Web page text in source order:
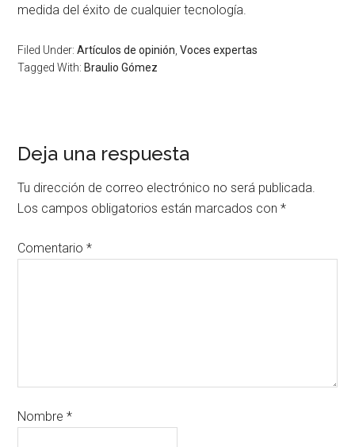
medida del éxito de cualquier tecnología.
Filed Under:Artículos de opinión ,Voces expertas
Tagged With: Braulio Gómez
Deja una respuesta
Tu dirección de correo electrónico no será publicada.
Los campos obligatorios están marcados con*
Comentario*
Nombre*